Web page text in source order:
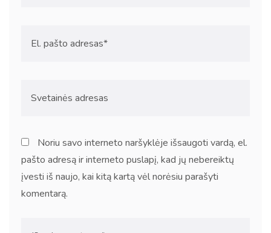
Noriu savo interneto naršyklėje išsaugoti vardą, el.
pašto adresą ir interneto puslapį, kad jų nebereiktų
įvesti iš naujo, kai kitą kartą vėl norėsiu parašyti
komentarą.